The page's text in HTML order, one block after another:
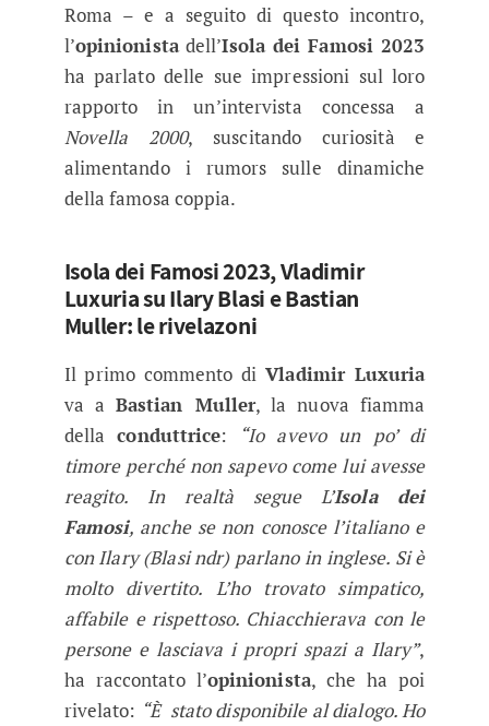
Roma – e a seguito di questo incontro,
l’opinionistadell’Isola dei Famosi 2023
ha parlato delle sue impressioni sul loro
rapporto in un’intervista concessa a
Novella 2000, suscitando curiosità e
alimentando i rumors sulle dinamiche
della famosa coppia.
Isola dei Famosi 2023, Vladimir
Luxuria su Ilary Blasi e Bastian
Muller: le rivelazoni
Il primo commento diVladimir Luxuria
va a Bastian Muller, la nuova fiamma
dellaconduttrice: “Io avevo un po’ di
timore perché non sapevo come lui avesse
reagito. In realtà segue L’Isola dei
Famosi, anche se non conosce l’italiano e
con Ilary (Blasi ndr) parlano in inglese. Si è
molto divertito. L’ho trovato simpatico,
affabile e rispettoso. Chiacchierava con le
persone e lasciava i propri spazi a Ilary”,
ha raccontato l’opinionista, che ha poi
rivelato: “È stato disponibile al dialogo. Ho